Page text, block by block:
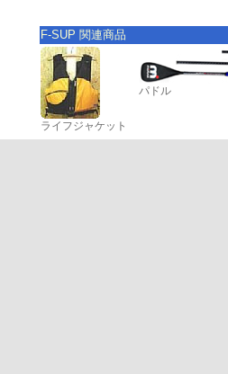
F-SUP 関連商品
ライフジャケット
パドル